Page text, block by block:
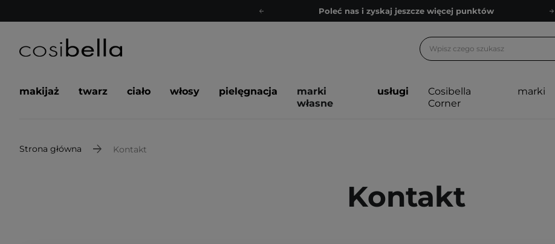
Poleć nas i zyskaj jeszcze więcej punktów
Bezpłatne konsultacje kosmetologiczne
Poleć nas i zyskaj jeszcze więcej punktów
makijaż twarz ciało włosy pielęgnacja
marki
własne
usługi
Cosibella
Corner
marki
Strona główna Kontakt
Kontakt